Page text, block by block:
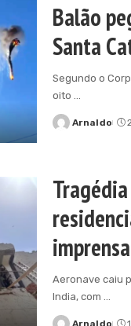
Balão
Santa
Segundo o
oito
Posted
Arnaldo
Aeronave caiu
India, com ...
Arnaldo